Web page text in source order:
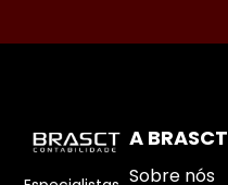
A BRASCT
Sobre nós